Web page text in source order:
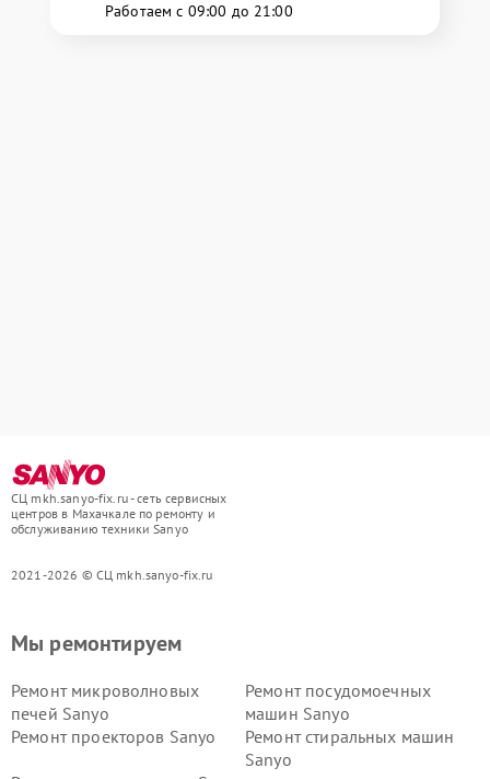
Работаем с 09:00 до 21:00
СЦ mkh.sanyo-fix.ru - сеть сервисных
центров в Махачкале по ремонту и
обслуживанию техники Sanyo
2021-2026 © СЦ mkh.sanyo-fix.ru
Мы ремонтируем
Ремонт микроволновых
печей Sanyo
Ремонт посудомоечных
машин Sanyo
Ремонт проекторов Sanyo
Ремонт стиральных машин
Sanyo